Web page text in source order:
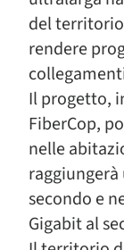
del
rendere
Il progetto,
FiberCop,
nelle
secondo e
Gigabit al